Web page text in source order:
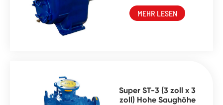
MEHR LESEN
Super ST-3 (3 zoll x 3
zoll) Hohe Saughöhe